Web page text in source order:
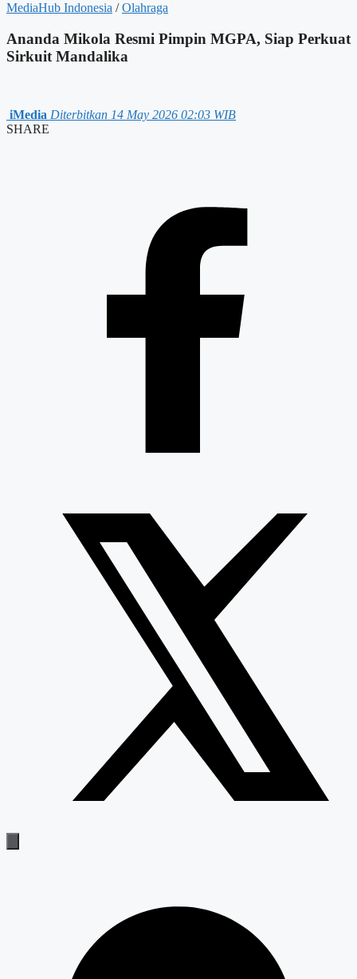
MediaHub Indonesia / Olahraga
Ananda Mikola Resmi Pimpin MGPA, Siap Perkuat
Sirkuit Mandalika
iMedia Diterbitkan 14 May 2026 02:03 WIB
SHARE